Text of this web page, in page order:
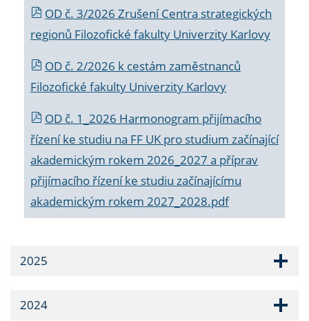
OD č. 3/2026 Zrušení Centra strategických
regionů Filozofické fakulty Univerzity Karlovy
OD č. 2/2026 k cestám zaměstnanců
Filozofické fakulty Univerzity Karlovy
OD č. 1_2026 Harmonogram přijímacího
řízení ke studiu na FF UK pro studium začínající
akademickým rokem 2026_2027 a příprav
přijímacího řízení ke studiu začínajícímu
akademickým rokem 2027_2028.pdf
2025
2024